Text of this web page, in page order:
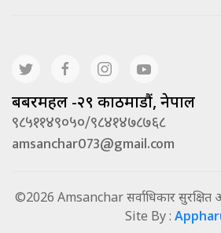
बबरमहल -२९ काठमाडौं, नेपाल
९८५११४९०५०/९८४१४७८७६८
amsanchar073@gmail.com
©2026 Amsanchar सर्वाधिकार सुरक्षित
Site By :